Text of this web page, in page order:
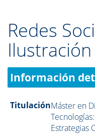
Redes
Información
TitulaciónMáster en
Estrategias